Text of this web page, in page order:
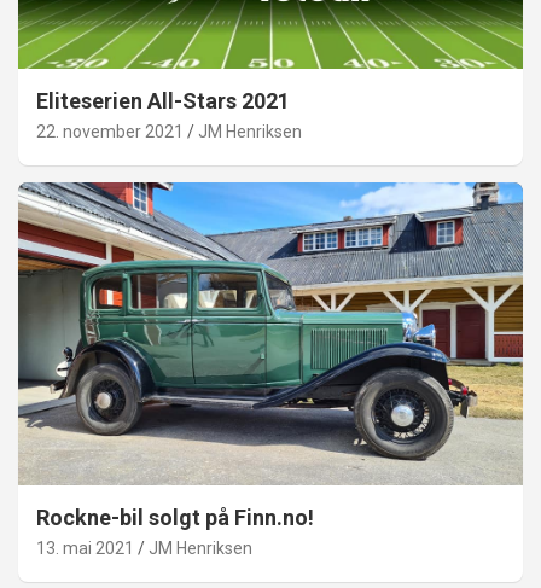
Eliteserien All-Stars 2021
22. november 2021 JM Henriksen
Rockne-bil solgt på Finn.no!
13. mai 2021 JM Henriksen